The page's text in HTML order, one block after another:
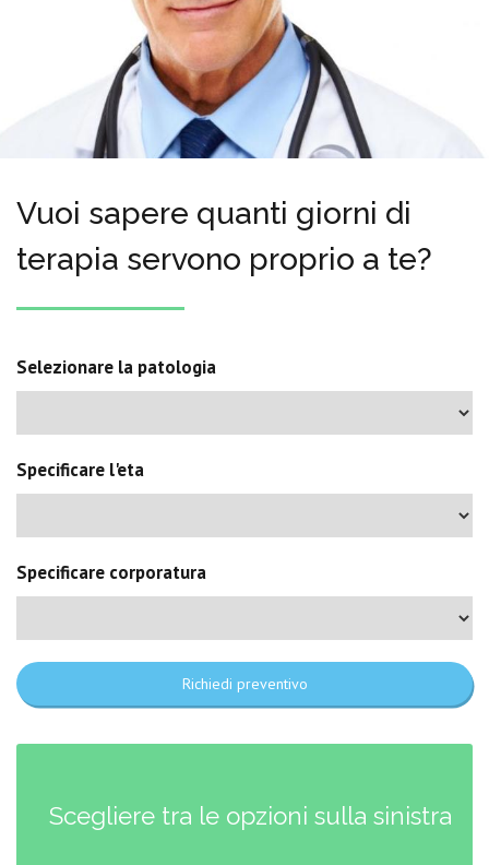
Vuoi sapere quanti giorni di
terapia servono proprio a te?
Selezionare la patologia
Specificare l'eta
Specificare corporatura
Richiedi preventivo
Scegliere tra le opzioni sulla sinistra